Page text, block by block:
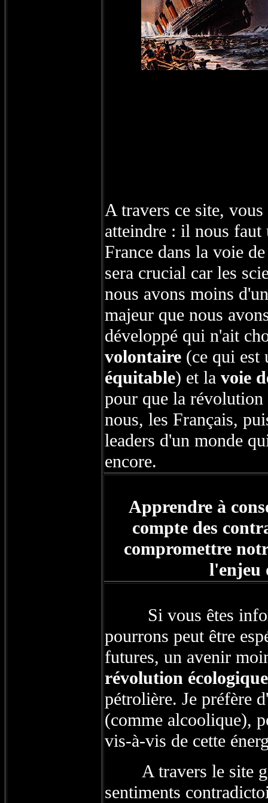
A travers ce site,
atteindre : il nous faut
France dans la voie
sera crucial car les
nous avons moins
majeur que nous
développé qui n'ait
volontaire (ce qui est
équitable) et la voie
pour que la révolution
nous, les Français,
leaders d'un monde
encore.
Apprendre à
compte des
compromettre
l'enjeu
Si vous êtes
pourrons peut être
futures, un avenir
révolution écologique
pétrolière. Je préfère
(comme alcoolique),
vis-à-vis de cette
A travers le site
sentiments